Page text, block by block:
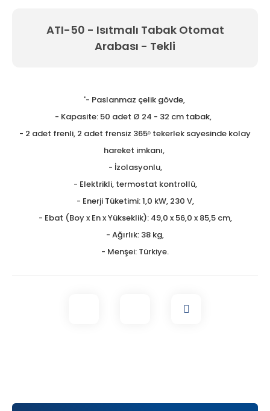
ATI-50 - Isıtmalı Tabak Otomat
Arabası - Tekli
'- Paslanmaz çelik gövde,
- Kapasite: 50 adet Ø 24 - 32 cm tabak,
- 2 adet frenli, 2 adet frensiz 365ᵒ tekerlek sayesinde kolay
hareket imkanı,
- İzolasyonlu,
- Elektrikli, termostat kontrollü,
- Enerji Tüketimi: 1,0 kW, 230 V,
- Ebat (Boy x En x Yükseklik): 49,0 x 56,0 x 85,5 cm,
- Ağırlık: 38 kg,
- Menşei: Türkiye.